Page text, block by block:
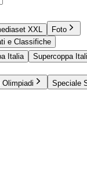
XXL
Foto
e Classifiche
Italia Supercoppa
Speciale